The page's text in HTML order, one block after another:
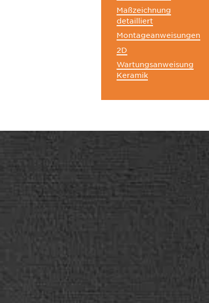
Maßzeichnung
detailliert
Montageanweisungen
2D
Wartungsanweisung
Keramik